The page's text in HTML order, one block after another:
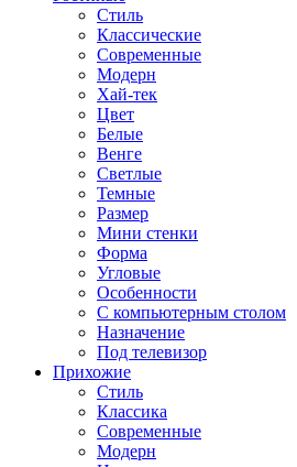
Стиль
Классические
Современные
Модерн
Хай-тек
Цвет
Белые
Венге
Светлые
Темные
Размер
Мини стенки
Форма
Угловые
Особенности
С компьютерным столом
Назначение
Под телевизор
Прихожие
Стиль
Классика
Современные
Модерн